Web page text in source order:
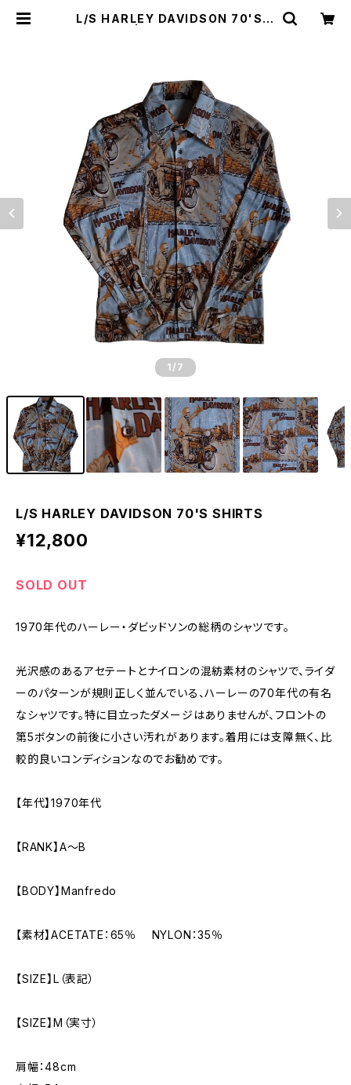
L/S HARLEY DAVIDSON 70'S S
1 /7
L/S HARLEY DAVIDSON 70'S SHIRTS
¥12,800
SOLD OUT
1970年代のハーレー・ダビッドソンの総柄のシャツです。
光沢感のあるアセテートとナイロンの混紡素材のシャツで、ライダ
ーのパターンが規則正しく並んでいる、ハーレーの70年代の有名
なシャツです。特に目立ったダメージはありませんが、フロントの
第5ボタンの前後に小さい汚れがあります。着用には支障無く、比
較的良いコンディションなのでお勧めです。
【年代】1970年代
【RANK】A～B
【BODY】Manfredo
【素材】ACETATE：65％ NYLON：35％
【SIZE】L（表記）
【SIZE】M（実寸）
肩幅：48cm